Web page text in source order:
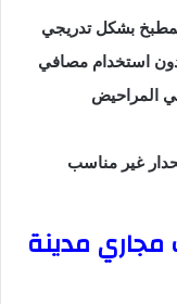
بشكل تدريجي
استخدام مصافي
في المراحيض
غير مناسب
مدينة